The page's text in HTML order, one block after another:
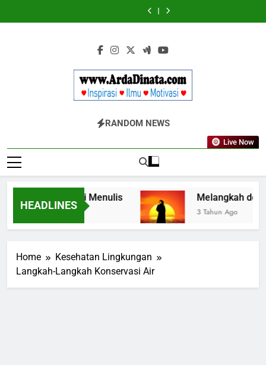
to
Komunikasi
di
EF
English
for
Adults
Diketahui
untuk
Komunikasi
EF
English
for
Adults
Inspirasi, Ilmu, Dan Motivasi
RANDOM NEWS
Live Now
HEADLINES
dalam Seni Menulis Melangkah
3 Tahun Ago
Home
Kesehatan Lingkungan
Langkah-Langkah Konservasi Air